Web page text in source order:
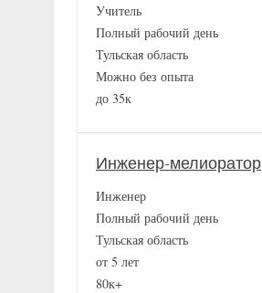
Учитель
Полный рабочий день
Тульская область
Можно без опыта
до 35к
Инженер-мелиоратор
Инженер
Полный рабочий день
Тульская область
от 5 лет
80к+